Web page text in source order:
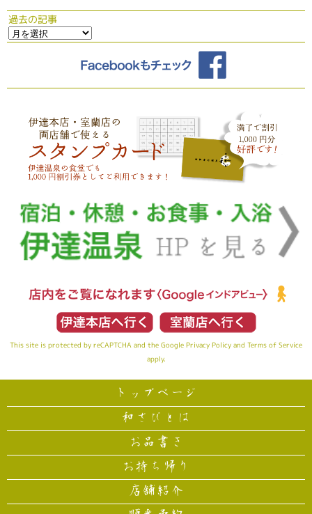
過去の記事
This site is protected by reCAPTCHA and the Google Privacy Policy and Terms of Service
apply.
トップページ
和さびとは
お品書き
お持ち帰り
店舗紹介